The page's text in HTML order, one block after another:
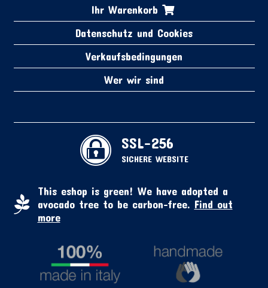
Ihr Warenkorb
Datenschutz und Cookies
Verkaufsbedingungen
Wer wir sind
SSL-256
SICHERE WEBSITE
This eshop is green! We have adopted a
avocado tree to be carbon-free. Find out
more